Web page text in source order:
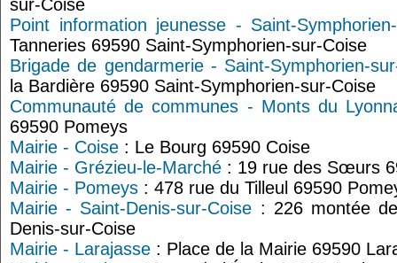
sur-Coise
Point information jeunesse - Saint-
Tanneries 69590 Saint-Symphorien-sur-Coise
Brigade de gendarmerie - Saint-Symphorien-
la Bardière 69590 Saint-Symphorien-sur-Coise
Communauté de communes - Monts du
69590 Pomeys
Mairie - Coise : Le Bourg 69590 Coise
Mairie - Grézieu-le-Marché : 19 rue des Sœurs
Mairie - Pomeys : 478 rue du Tilleul 69590
Mairie - Saint-Denis-sur-Coise : 226 montée
Denis-sur-Coise
Mairie - Larajasse : Place de la Mairie 69590